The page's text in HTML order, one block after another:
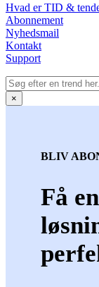
Hvad er TID &
Abonnement
Nyhedsmail
Kontakt
Support
×
BLIV
Få